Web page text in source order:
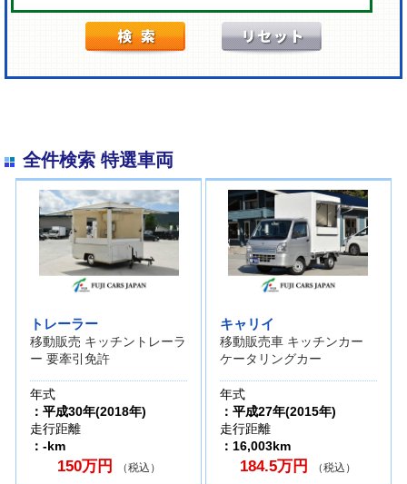
全件検索 特選車両
トレーラー
移動販売 キッチントレーラ
ー 要牽引免許
年式
：平成30年(2018年)
走行距離
：-km
150万円 （税込）
キャリイ
移動販売車 キッチンカー
ケータリングカー
年式
：平成27年(2015年)
走行距離
：16,003km
184.5万円 （税込）